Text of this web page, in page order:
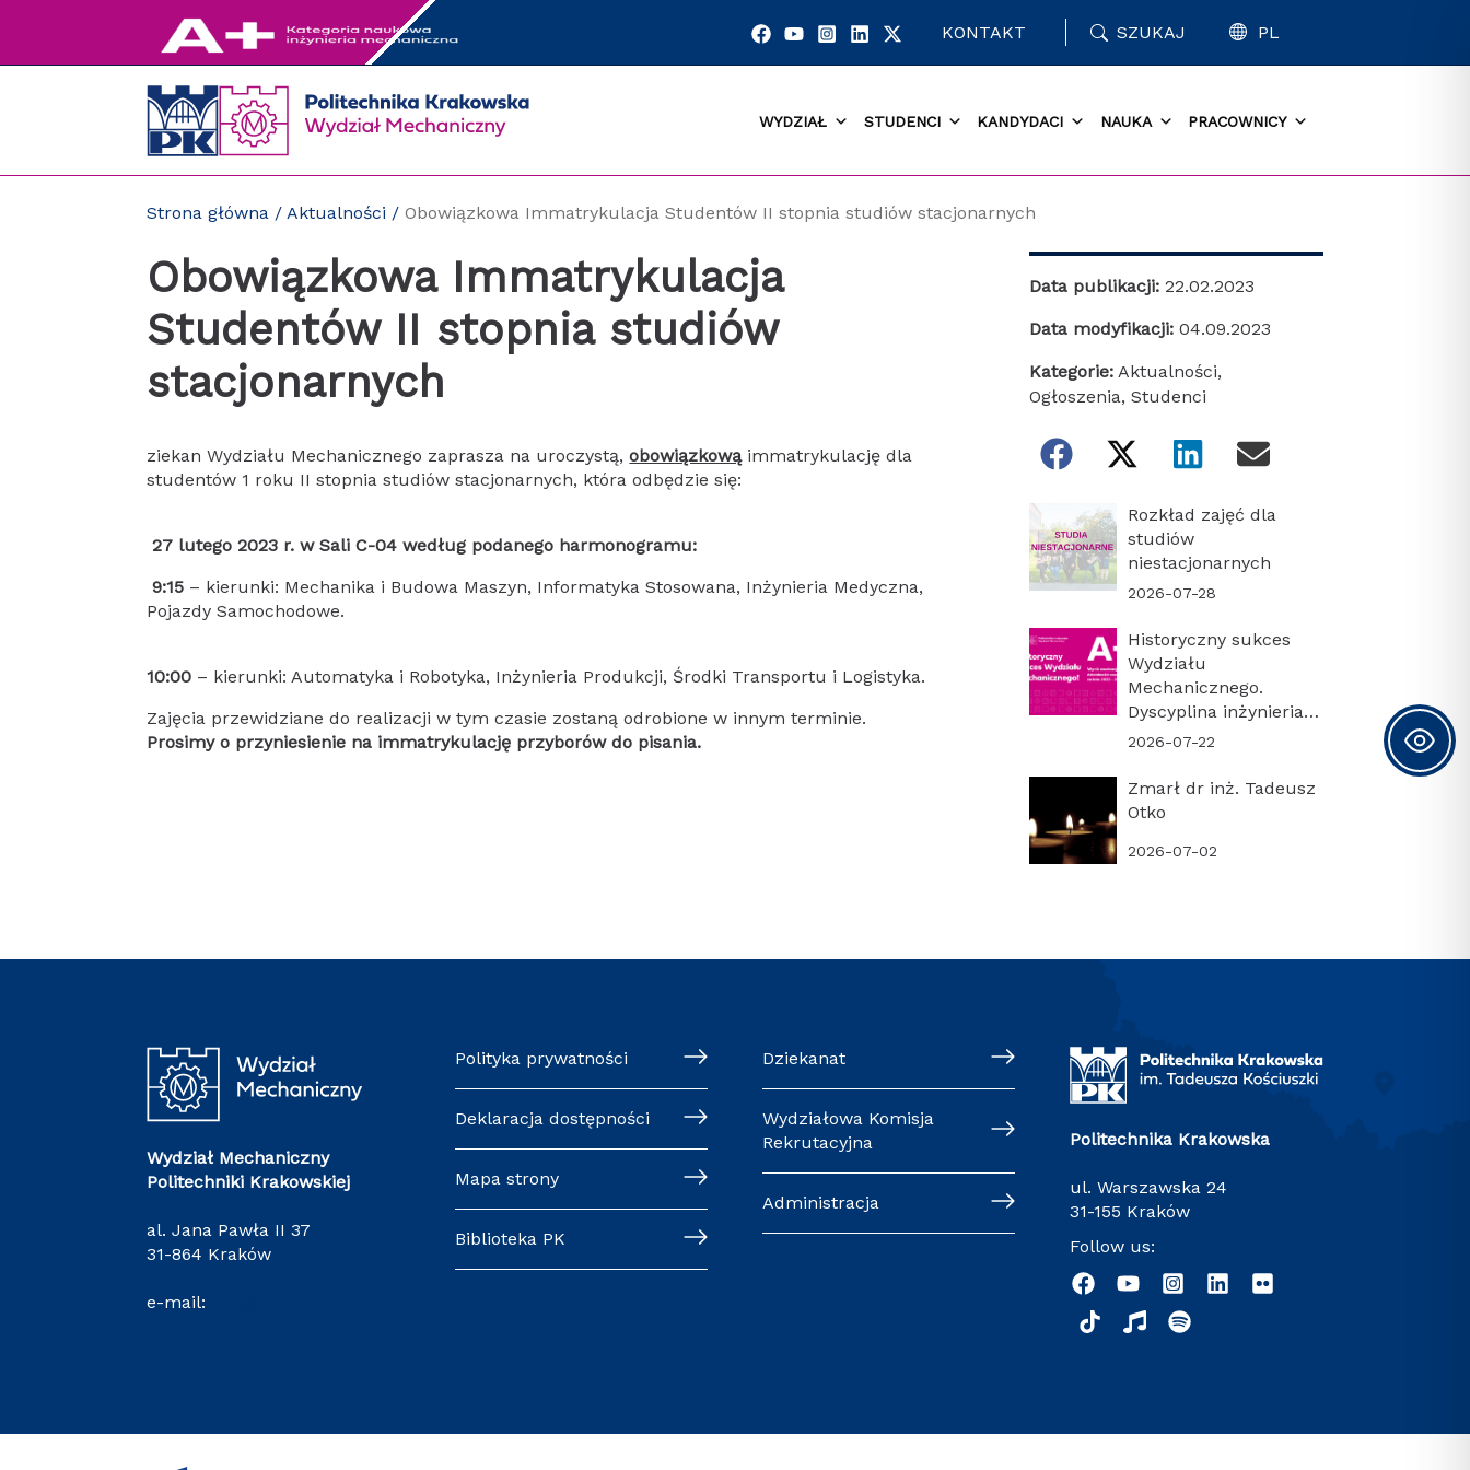
KONTAKT SZUKAJ PL
WYDZIAŁ STUDENCI KANDYDACI NAUKA PRACOWNICY
Strona główna /Aktualności /Obowiązkowa Immatrykulacja Studentów II stopnia studiów stacjonarnych
Obowiązkowa Immatrykulacja
Studentów II stopnia studiów
stacjonarnych
ziekan Wydziału Mechanicznego zaprasza na uroczystą,obowiązkowąimmatrykulację dla
studentów 1 roku II stopnia studiów stacjonarnych, która odbędzie się:
27 lutego 2023 r. w Sali C-04 według podanego harmonogramu:
9:15 – kierunki: Mechanika i Budowa Maszyn, Informatyka Stosowana, Inżynieria Medyczna,
Pojazdy Samochodowe.
10:00 – kierunki: Automatyka i Robotyka, Inżynieria Produkcji, Środki Transportu i Logistyka.
Zajęcia przewidziane do realizacji w tym czasie zostaną odrobione w innym terminie.
Prosimy o przyniesienie na immatrykulację przyborów do pisania.
Data publikacji: 22.02.2023
Data modyfikacji: 04.09.2023
Kategorie: Aktualności,
Ogłoszenia, Studenci
Rozkład zajęć dla
studiów
niestacjonarnych
2026-07-28
Historyczny sukces
Wydziału
Mechanicznego.
Dyscyplina inżynieria
mechaniczna z
naukową A+!
2026-07-22
Zmarł dr inż. Tadeusz
Otko
2026-07-02
Wydział Mechaniczny
Politechniki Krakowskiej
al. Jana Pawła II 37
31-864 Kraków
e-mail:
Polityka prywatności
Deklaracja dostępności
Mapa strony
Biblioteka PK
Dziekanat
Wydziałowa Komisja
Rekrutacyjna
Administracja
Politechnika Krakowska
ul. Warszawska 24
31-155 Kraków
Follow us: